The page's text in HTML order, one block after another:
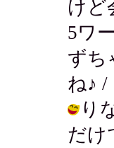
けど
5ワ
ずち
ね♪ /
り
だけ